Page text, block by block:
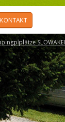
KONTAKT
SLOWAKEI